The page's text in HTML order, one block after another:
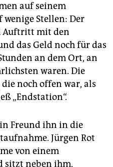
auf seinem
Stellen: Der
Auftritt mit den
das Geld noch für das
an dem Ort, an
waren. Die
noch offen war, als
„Endstation“.
Freund ihn in die
Jürgen Rot
von einem
sitzt neben ihm,